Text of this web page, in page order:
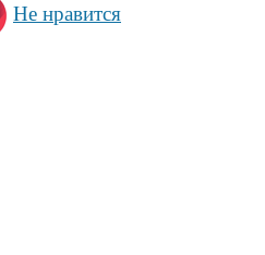
Не нравится